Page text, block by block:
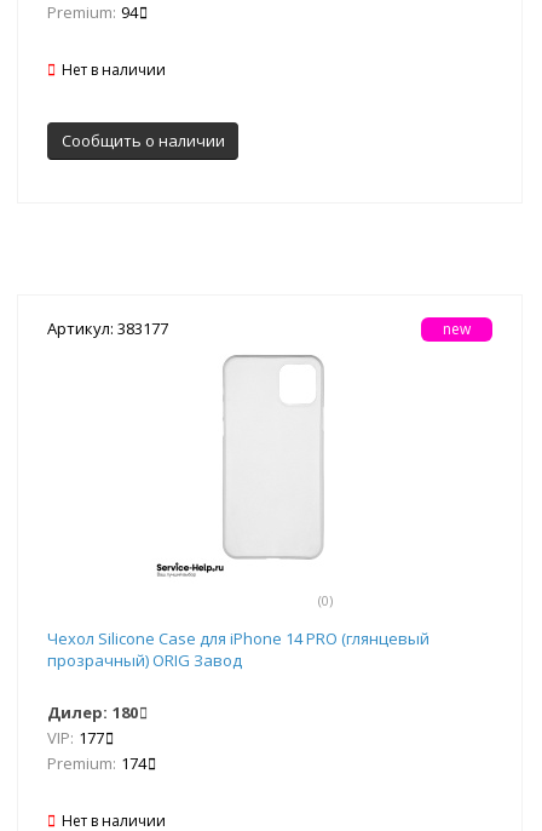
Premium: 94
Нет в наличии
Сообщить о наличии
Артикул: 383177
(0)
new
Чехол Silicone Case для iPhone 14 PRO (глянцевый
прозрачный) ORIG Завод
Дилер: 180
VIP: 177
Premium: 174
Нет в наличии